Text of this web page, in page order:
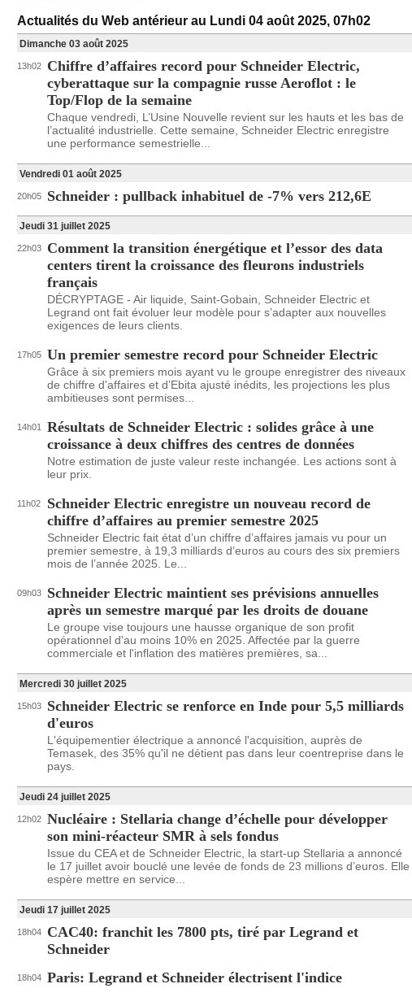
Actualités du Web antérieur au Lundi 04 août 2025, 07h02
Dimanche 03 août 2025
13h02
Chiffre d’affaires record pour Schneider Electric,
cyberattaque sur la compagnie russe Aeroflot : le
Top/Flop de la semaine
Chaque vendredi, L’Usine Nouvelle revient sur les hauts et les bas de
l’actualité industrielle. Cette semaine, Schneider Electric enregistre
une performance semestrielle...
Vendredi 01 août 2025
20h05 Schneider : pullback inhabituel de -7% vers 212,6E
Jeudi 31 juillet 2025
22h03
Comment la transition énergétique et l’essor des data
centers tirent la croissance des fleurons industriels
français
DÉCRYPTAGE - Air liquide, Saint-Gobain, Schneider Electric et
Legrand ont fait évoluer leur modèle pour s’adapter aux nouvelles
exigences de leurs clients.
17h05 Un premier semestre record pour Schneider Electric
Grâce à six premiers mois ayant vu le groupe enregistrer des niveaux
de chiffre d'affaires et d’Ebita ajusté inédits, les projections les plus
ambitieuses sont permises...
14h01
Résultats de Schneider Electric : solides grâce à une
croissance à deux chiffres des centres de données
Notre estimation de juste valeur reste inchangée. Les actions sont à
leur prix.
11h02
Schneider Electric enregistre un nouveau record de
chiffre d’affaires au premier semestre 2025
Schneider Electric fait état d’un chiffre d’affaires jamais vu pour un
premier semestre, à 19,3 milliards d’euros au cours des six premiers
mois de l’année 2025. Le...
09h03
Schneider Electric maintient ses prévisions annuelles
après un semestre marqué par les droits de douane
Le groupe vise toujours une hausse organique de son profit
opérationnel d'au moins 10% en 2025. Affectée par la guerre
commerciale et l'inflation des matières premières, sa...
Mercredi 30 juillet 2025
15h03
Schneider Electric se renforce en Inde pour 5,5 milliards
d'euros
L'équipementier électrique a annoncé l'acquisition, auprès de
Temasek, des 35% qu'il ne détient pas dans leur coentreprise dans le
pays.
Jeudi 24 juillet 2025
12h02 Nucléaire : Stellaria change d’échelle pour développer
son mini-réacteur SMR à sels fondus
Issue du CEA et de Schneider Electric, la start-up Stellaria a annoncé
le 17 juillet avoir bouclé une levée de fonds de 23 millions d’euros. Elle
espère mettre en service...
Jeudi 17 juillet 2025
18h04
CAC40: franchit les 7800 pts, tiré par Legrand et
Schneider
18h04 Paris: Legrand et Schneider électrisent l'indice